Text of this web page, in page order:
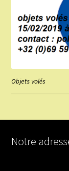
Objets volés
Notre